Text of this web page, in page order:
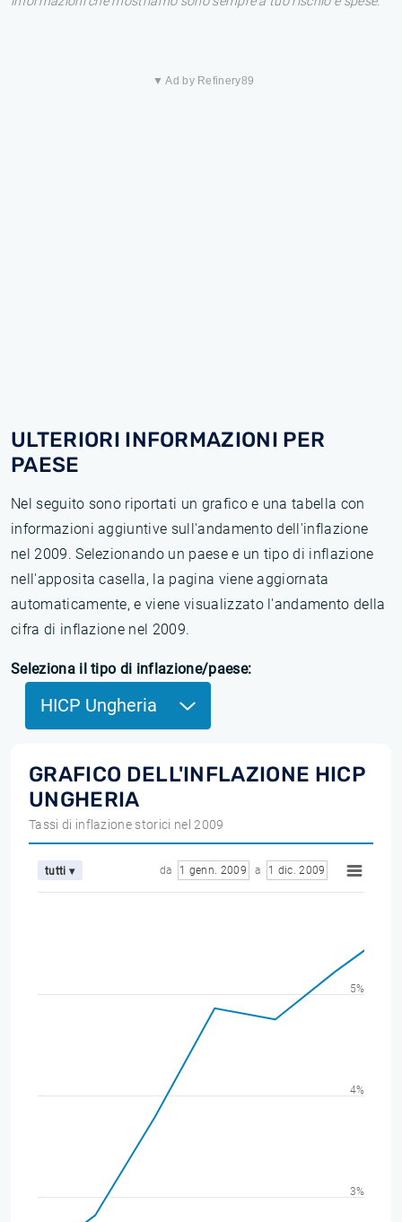
▼ Ad by Refinery89
ULTERIORI INFORMAZIONI PER
PAESE
Nel seguito sono riportati un grafico e una tabella con
informazioni aggiuntive sull'andamento dell'inflazione
nel 2009. Selezionando un paese e un tipo di inflazione
nell'apposita casella, la pagina viene aggiornata
automaticamente, e viene visualizzato l'andamento della
cifra di inflazione nel 2009.
Seleziona il tipo di inflazione/paese:
HICP Ungheria
GRAFICO DELL'INFLAZIONE HICP
UNGHERIA
Tassi di inflazione storici nel 2009
tutti ▾ da 1 genn. 2009 a 1 dic. 2009
3%
4%
5%